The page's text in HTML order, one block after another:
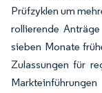
Prüfzyklen um
rollierende
sieben Monate
Zulassungen für